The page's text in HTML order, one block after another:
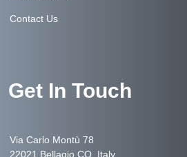
Contact Us
Get In Touch
Via Carlo Montù 78
22021 Bellagio CO, Italy